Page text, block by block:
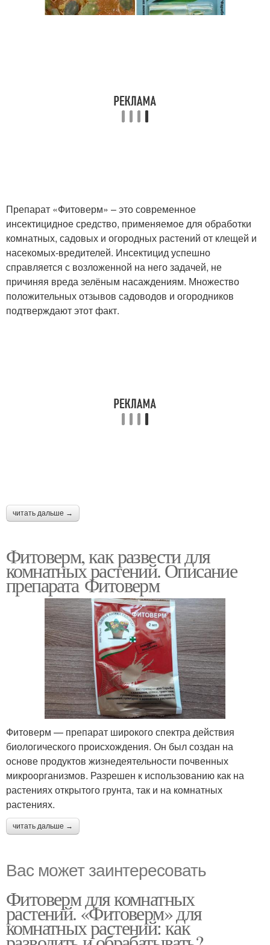
Препарат «Фитоверм» – это современное
инсектицидное средство, применяемое для обработки
комнатных, садовых и огородных растений от клещей и
насекомых-вредителей. Инсектицид успешно
справляется с возложенной на него задачей, не
причиняя вреда зелёным насаждениям. Множество
положительных отзывов садоводов и огородников
подтверждают этот факт.
читать дальше →
Фитоверм, как развести для
комнатных растений. Описание
препарата Фитоверм
Фитоверм — препарат широкого спектра действия
биологического происхождения. Он был создан на
основе продуктов жизнедеятельности почвенных
микроорганизмов. Разрешен к использованию как на
растениях открытого грунта, так и на комнатных
растениях.
читать дальше →
Вас может заинтересовать
Фитоверм для комнатных
растений. «Фитоверм» для
комнатных растений: как